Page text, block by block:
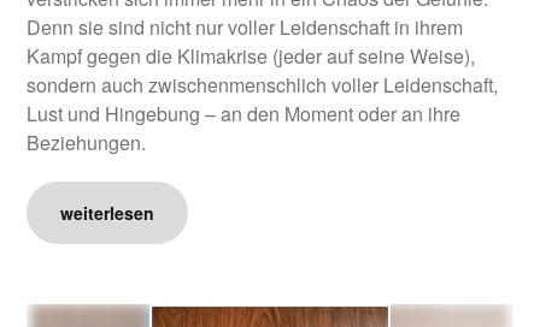
Denn sie sind nicht nur voller Leidenschaft in ihrem
Kampf gegen die Klimakrise (jeder auf seine Weise),
sondern auch zwischenmenschlich voller Leidenschaft,
Lust und Hingebung – an den Moment oder an ihre
Beziehungen.
weiterlesen